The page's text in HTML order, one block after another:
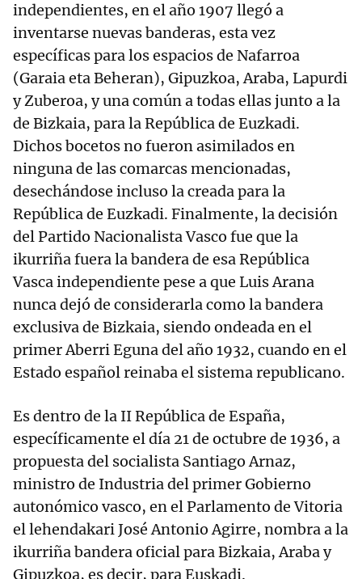
independientes, en el año 1907 llegó a
inventarse nuevas banderas, esta vez
específicas para los espacios de Nafarroa
(Garaia eta Beheran), Gipuzkoa, Araba, Lapurdi
y Zuberoa, y una común a todas ellas junto a la
de Bizkaia, para la República de Euzkadi.
Dichos bocetos no fueron asimilados en
ninguna de las comarcas mencionadas,
desechándose incluso la creada para la
República de Euzkadi. Finalmente, la decisión
del Partido Nacionalista Vasco fue que la
ikurriña fuera la bandera de esa República
Vasca independiente pese a que Luis Arana
nunca dejó de considerarla como la bandera
exclusiva de Bizkaia, siendo ondeada en el
primer Aberri Eguna del año 1932, cuando en el
Estado español reinaba el sistema republicano.
Es dentro de la II República de España,
específicamente el día 21 de octubre de 1936, a
propuesta del socialista Santiago Arnaz,
ministro de Industria del primer Gobierno
autonómico vasco, en el Parlamento de Vitoria
el lehendakari José Antonio Agirre, nombra a la
ikurriña bandera oficial para Bizkaia, Araba y
Gipuzkoa, es decir, para Euskadi.